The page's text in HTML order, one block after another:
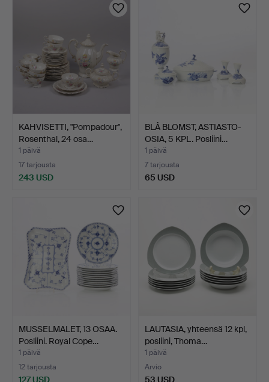
KAHVISETTI, "Pompadour",
Rosenthal, 24 osa…
1 päivä
17 tarjousta
243 USD
BLÅ BLOMST, ASTIASTO-
OSIA, 5 KPL. Posliini…
1 päivä
7 tarjousta
65 USD
MUSSELMALET, 13 OSAA.
Posliini. Royal Cope…
1 päivä
12 tarjousta
127 USD
LAUTASIA, yhteensä 12 kpl,
posliini, Thoma…
1 päivä
Arvio
53 USD